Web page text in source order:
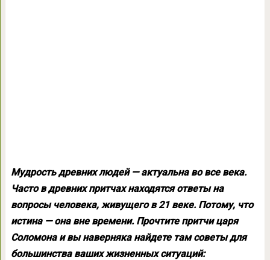
Мудрость древних людей — актуальна во все века.
Часто в древних притчах находятся ответы на
вопросы человека, живущего в 21 веке. Потому, что
истина — она вне времени. Прочтите притчи царя
Соломона и вы наверняка найдете там советы для
большинства ваших жизненных ситуаций: